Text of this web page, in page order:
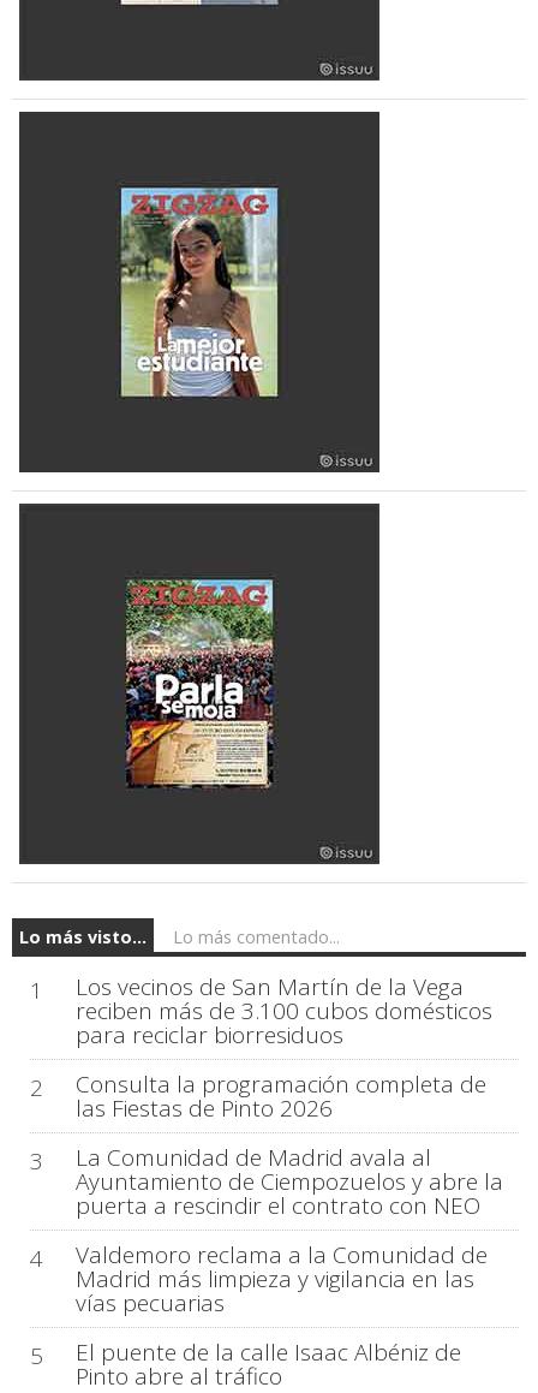
Lo más visto... Lo más comentado...
1 Los vecinos de San Martín de la Vega
reciben más de 3.100 cubos domésticos
para reciclar biorresiduos
2
Consulta la programación completa de
las Fiestas de Pinto 2026
3
La Comunidad de Madrid avala al
Ayuntamiento de Ciempozuelos y abre la
puerta a rescindir el contrato con NEO
4
Valdemoro reclama a la Comunidad de
Madrid más limpieza y vigilancia en las
vías pecuarias
5
El puente de la calle Isaac Albéniz de
Pinto abre al tráfico